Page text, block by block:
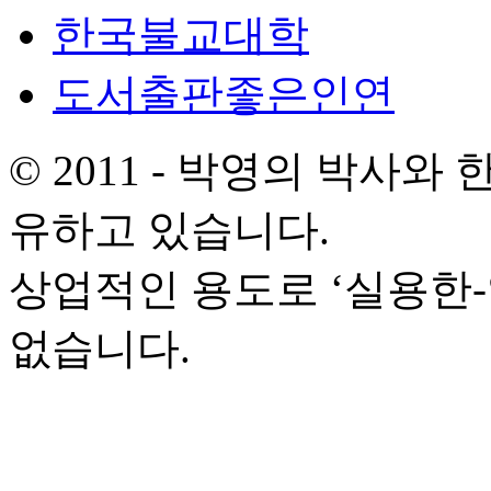
한국불교대학
도서출판좋은인연
© 2011 - 박영의 박사와
유하고 있습니다.
상업적인 용도로 ‘실용
없습니다.